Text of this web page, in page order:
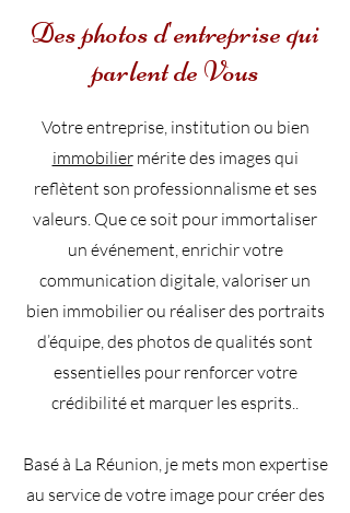
Des photos d'entreprise qui
parlent de Vous
Votre entreprise, institution ou bien
immobiliermérite des images qui
reflètent son professionnalisme et ses
valeurs. Que ce soit pour immortaliser
un événement, enrichir votre
communication digitale, valoriser un
bien immobilier ou réaliser des portraits
d’équipe, des photos de qualités sont
essentielles pour renforcer votre
crédibilité et marquer les esprits..
Basé à La Réunion, je mets mon expertise
au service de votre image pour créer des